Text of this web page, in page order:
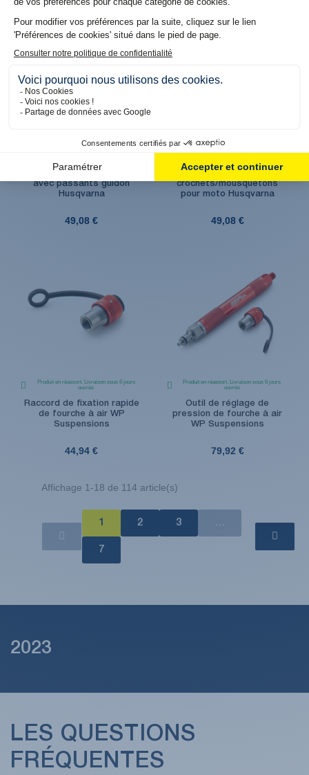
avec passants guidon
Husqvarna
49,08 €
Produit en stock. Livraison 48H
Jeu de sangle
crochets/mousquetons
pour moto Husqvarna
49,08 €
Produit en réassort. Livraison sous 6 jours
ouvrés
Raccord de fixation rapide
de fourche à air WP
Suspensions
44,94 €
Produit en réassort. Livraison sous 6 jours
ouvrés
Outil de réglage de
pression de fourche à air
WP Suspensions
79,92 €
Affichage 1-18 de 114 article(s)
1 2 3
7
2023
LES QUESTIONS
FRÉQUENTES